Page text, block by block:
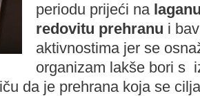
periodu prijeći na
redovitu prehranu i
aktivnostima jer se
organizam lakše bori s
da je prehrana koja se